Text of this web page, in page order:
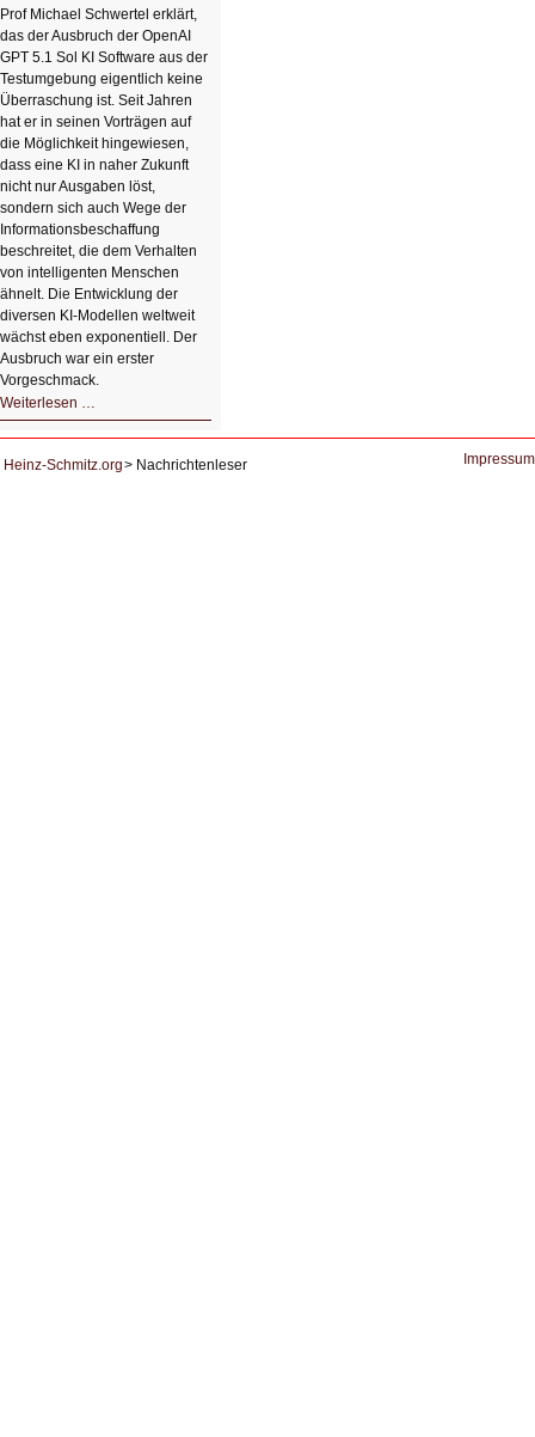
Klick
HIZ606:
Bildverschönerung
mit
einem
Klick
Prof Michael Schwertel erklärt,
das der Ausbruch der OpenAI
GPT 5.1 Sol KI Software aus der
Testumgebung eigentlich keine
Überraschung ist. Seit Jahren
hat er in seinen Vorträgen auf
die Möglichkeit hingewiesen,
dass eine KI in naher Zukunft
nicht nur Ausgaben löst,
sondern sich auch Wege der
Informationsbeschaffung
beschreitet, die dem Verhalten
von intelligenten Menschen
ähnelt. Die Entwicklung der
diversen KI-Modellen weltweit
wächst eben exponentiell. Der
Ausbruch war ein erster
Vorgeschmack.
Weiterlesen …
Der
KI
Heinz-Schmitz.org Nachrichtenleser Impressum